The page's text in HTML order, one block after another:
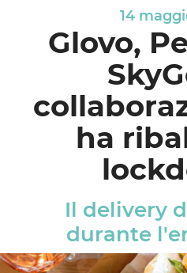
14
Glovo,
ha
Il delivery
durante